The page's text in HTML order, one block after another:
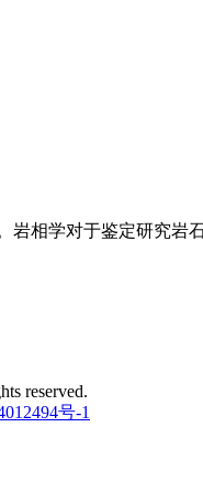
相学对于鉴定研究岩
reserved.
号-1